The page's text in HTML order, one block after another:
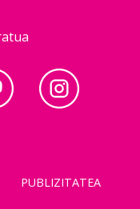
PUBLIZITATEA